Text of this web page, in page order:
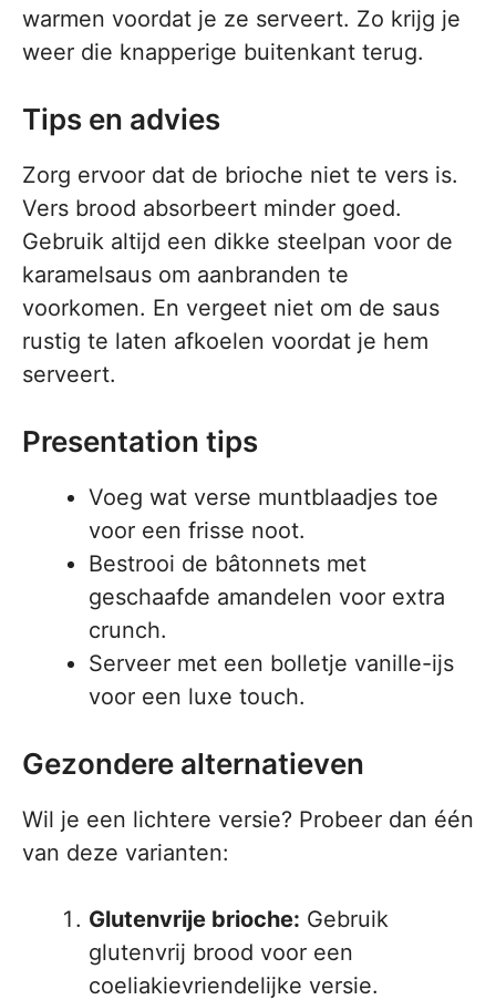
warmen voordat je ze serveert. Zo krijg je
weer die knapperige buitenkant terug.
Tips en advies
Zorg ervoor dat de brioche niet te vers is.
Vers brood absorbeert minder goed.
Gebruik altijd een dikke steelpan voor de
karamelsaus om aanbranden te
voorkomen. En vergeet niet om de saus
rustig te laten afkoelen voordat je hem
serveert.
Presentation tips
Voeg wat verse muntblaadjes toe
voor een frisse noot.
Bestrooi de bâtonnets met
geschaafde amandelen voor extra
crunch.
Serveer met een bolletje vanille-ijs
voor een luxe touch.
Gezondere alternatieven
Wil je een lichtere versie? Probeer dan één
van deze varianten:
Glutenvrije brioche: Gebruik
glutenvrij brood voor een
coeliakievriendelijke versie.